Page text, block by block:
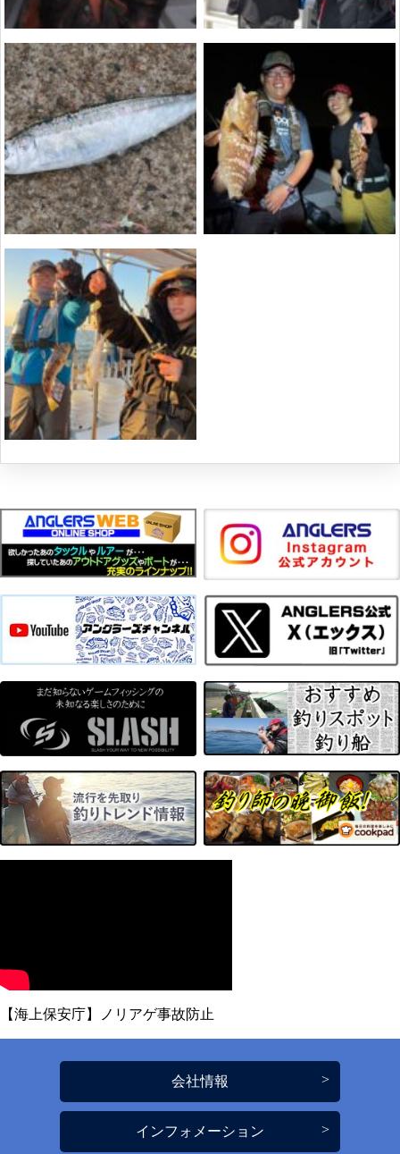
【海上保安庁】ノリアゲ事故防止
会社情報
インフォメーション